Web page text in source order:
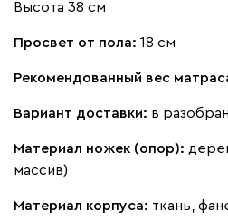
Кларинс
Винтер
Высота 38 см
Просвет от пола: 18 см
Рекомендованный вес
Вариант доставки: в
Материал ножек (опор):
массив)
Материал корпуса: ткань,